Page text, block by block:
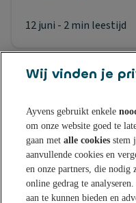
12 juni - 2 min leestijd
Sparen bij Ayvens
Onze Online
Tips & Inspiratie
Wij vinden je
Ayvens gebruikt enkele
om onze website goed te
gaan metalle cookies stem
aanvullende cookies en
en onze partners, die nodig
online gedrag te
aan te kunnen bieden en